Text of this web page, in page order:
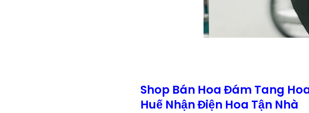
Shop Bán Hoa Đám Tang
Huế Nhận Điện Hoa Tận Nhà